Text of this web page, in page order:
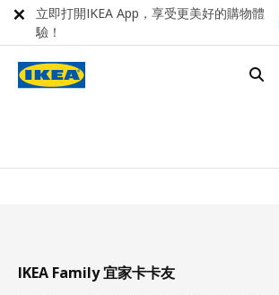
IKEA Family 宜家卡卡友
立即打開IKEA App，享受更美好的購物體
驗！